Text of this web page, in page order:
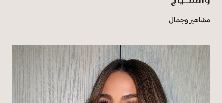
مشاهير وجمال